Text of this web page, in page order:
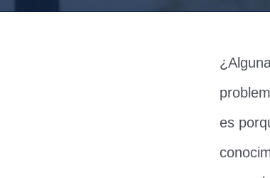
es